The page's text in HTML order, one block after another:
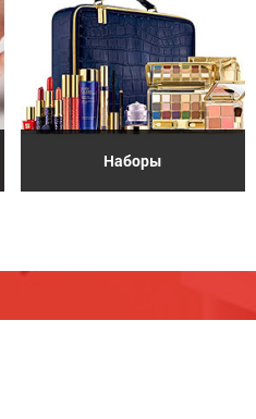
Наборы